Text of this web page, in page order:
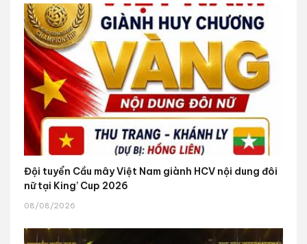
Đội tuyển Cầu mây Việt Nam giành HCV nội dung đôi
nữ tại King’ Cup 2026
08/08/2026